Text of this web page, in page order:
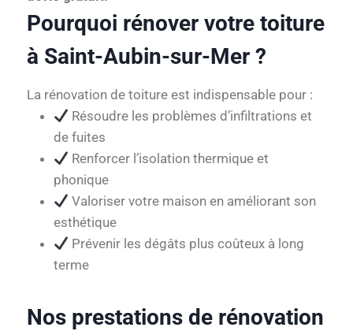
Pourquoi rénover votre toiture
à Saint-Aubin-sur-Mer ?
La rénovation de toiture est indispensable pour :
Résoudre les problèmes d’infiltrations et
de fuites
Renforcer l’isolation thermique et
phonique
Valoriser votre maison en améliorant son
esthétique
Prévenir les dégâts plus coûteux à long
terme
Nos prestations de rénovation